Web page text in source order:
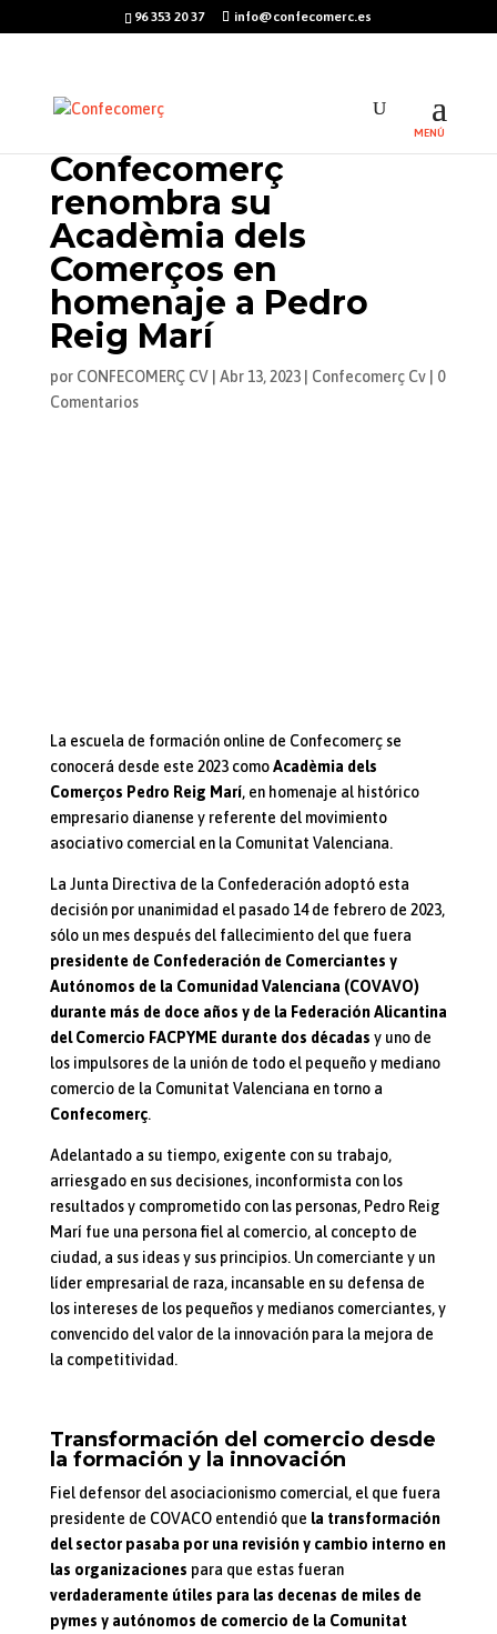
96 353 20 37 info@confecomerc.es
Confecomerç
renombra su
Acadèmia dels
Comerços en
homenaje a Pedro
Reig Marí
por CONFECOMERÇ CV| Abr 13, 2023| Confecomerç Cv| 0
Comentarios
La escuela de formación online de Confecomerç se
conocerá desde este 2023 comoAcadèmia dels
Comerços Pedro Reig Marí, en homenaje al histórico
empresario dianense y referente del movimiento
asociativo comercial en la Comunitat Valenciana.
La Junta Directiva de la Confederación adoptó esta
decisión por unanimidad el pasado 14 de febrero de 2023,
sólo un mes después del fallecimiento del que fuera
presidente de Confederación de Comerciantes y
Autónomos de la Comunidad Valenciana (COVAVO)
durante más de doce años y de la Federación Alicantina
del Comercio FACPYME durante dos décadas y uno de
los impulsores de la unión de todo el pequeño y mediano
comercio de la Comunitat Valenciana en torno a
Confecomerç.
Adelantado a su tiempo, exigente con su trabajo,
arriesgado en sus decisiones, inconformista con los
resultados y comprometido con las personas, Pedro Reig
Marí fue una persona fiel al comercio, al concepto de
ciudad, a sus ideas y sus principios. Un comerciante y un
líder empresarial de raza, incansable en su defensa de
los intereses de los pequeños y medianos comerciantes, y
convencido del valor de la innovación para la mejora de
la competitividad.
Transformación del comercio desde
la formación y la innovación
Fiel defensor del asociacionismo comercial, el que fuera
presidente de COVACO entendió que la transformación
del sector pasaba por una revisión y cambio interno en
las organizaciones para que estas fueran
verdaderamente útiles para las decenas de miles de
pymes y autónomos de comercio de la Comunitat